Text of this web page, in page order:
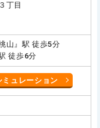
丁目
山』駅 徒歩5分
徒歩6分
ミュレーション